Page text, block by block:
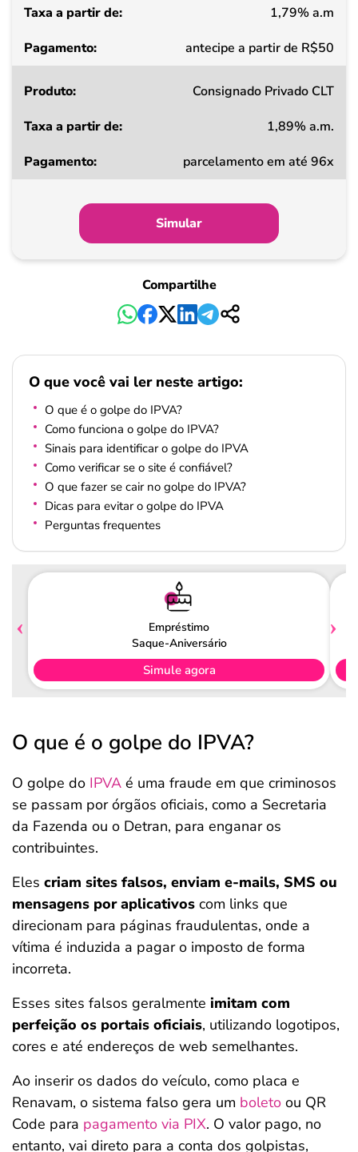
Pagamento
1,79% a.m
antecipe a partir de R$50
Consignado Privado CLT
1,89% a.m.
parcelamento em até 96x
Simular
Compartilhe
O que você vai ler neste artigo:
O que é o golpe do IPVA?
Como funciona o golpe do IPVA?
Sinais para identificar o golpe do IPVA
Como verificar se o site é confiável?
O que fazer se cair no golpe do IPVA?
Dicas para evitar o golpe do IPVA
Perguntas frequentes
Empréstimo
Saque-Aniversário
Simule agora
O que é o golpe do IPVA?
O golpe do IPVA é uma fraude em que criminosos
se passam por órgãos oficiais, como a Secretaria
da Fazenda ou o Detran, para enganar os
contribuintes.
Eles criam sites falsos, enviam e-mails, SMS ou
mensagens por aplicativos com links que
direcionam para páginas fraudulentas, onde a
vítima é induzida a pagar o imposto de forma
incorreta.
Esses sites falsos geralmente imitam com
perfeição os portais oficiais, utilizando logotipos,
cores e até endereços de web semelhantes.
Ao inserir os dados do veículo, como placa e
Renavam, o sistema falso gera um boleto ou QR
Code para pagamento via PIX. O valor pago, no
entanto, vai direto para a conta dos golpistas,